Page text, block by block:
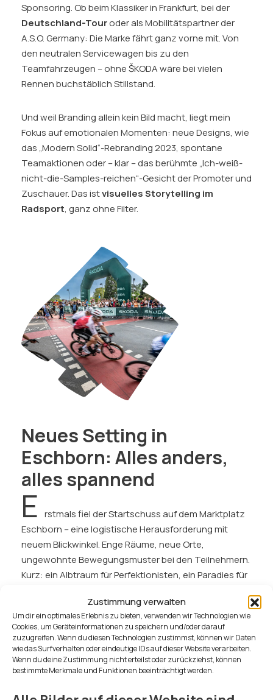
Zustimmung verwalten
Um dir ein optimales Erlebnis zu bieten, verwenden wir Technologien wie
Cookies, um Geräteinformationen zu speichern und/oder darauf
zuzugreifen. Wenn du diesen Technologien zustimmst, können wir Daten
wie das Surfverhalten oder eindeutige IDs auf dieser Website verarbeiten.
Wenn du deine Zustimmung nicht erteilst oder zurückziehst, können
bestimmte Merkmale und Funktionen beeinträchtigt werden.
Sponsoring. Ob beim Klassiker in Frankfurt, bei der
Deutschland-Touroder als Mobilitätspartner der
A.S.O. Germany: Die Marke fährt ganz vorne mit. Von
den neutralen Servicewagen bis zu den
Teamfahrzeugen – ohne ŠKODA wäre bei vielen
Rennen buchstäblich Stillstand.
Und weil Branding allein kein Bild macht, liegt mein
Fokus auf emotionalen Momenten: neue Designs, wie
das „Modern Solid“-Rebranding 2023, spontane
Teamaktionen oder – klar – das berühmte „Ich-weiß-
nicht-die-Samples-reichen“-Gesicht der Promoter und
Zuschauer. Das istvisuelles Storytelling im
Radsport, ganz ohne Filter.
Neues Setting in
Eschborn: Alles anders,
alles spannend
E rstmals fiel der Startschuss auf dem Marktplatz
Eschborn – eine logistische Herausforderung mit
neuem Blickwinkel. Enge Räume, neue Orte,
ungewohnte Bewegungsmuster bei den Teilnehmern.
Kurz: ein Albtraum für Perfektionisten, ein Paradies für
Spontan und intuitiv abschätzen, was hier passieren
wird, um dann mehr als nur eine Gelegenheit zu
bekommen, ein gutes Bild zu machen. Im Englischen
gibt’s da ein perfektes Wort: Serendipity. Das ist es